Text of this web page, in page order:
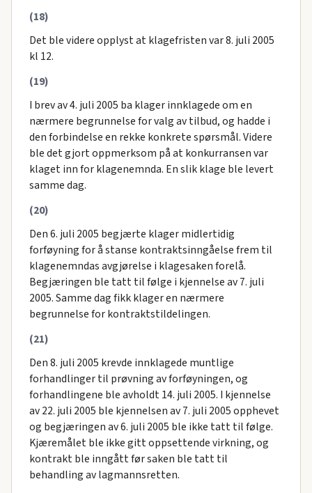
(18)
Det ble videre opplyst at klagefristen var 8. juli 2005
kl 12.
(19)
I brev av 4. juli 2005 ba klager innklagede om en
nærmere begrunnelse for valg av tilbud, og hadde i
den forbindelse en rekke konkrete spørsmål. Videre
ble det gjort oppmerksom på at konkurransen var
klaget inn for klagenemnda. En slik klage ble levert
samme dag.
(20)
Den 6. juli 2005 begjærte klager midlertidig
forføyning for å stanse kontraktsinngåelse frem til
klagenemndas avgjørelse i klagesaken forelå.
Begjæringen ble tatt til følge i kjennelse av 7. juli
2005. Samme dag fikk klager en nærmere
begrunnelse for kontraktstildelingen.
(21)
Den 8. juli 2005 krevde innklagede muntlige
forhandlinger til prøvning av forføyningen, og
forhandlingene ble avholdt 14. juli 2005. I kjennelse
av 22. juli 2005 ble kjennelsen av 7. juli 2005 opphevet
og begjæringen av 6. juli 2005 ble ikke tatt til følge.
Kjæremålet ble ikke gitt oppsettende virkning, og
kontrakt ble inngått før saken ble tatt til
behandling av lagmannsretten.